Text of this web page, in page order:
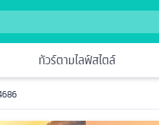
ทัวร์ตามไลฟ์สไตล์